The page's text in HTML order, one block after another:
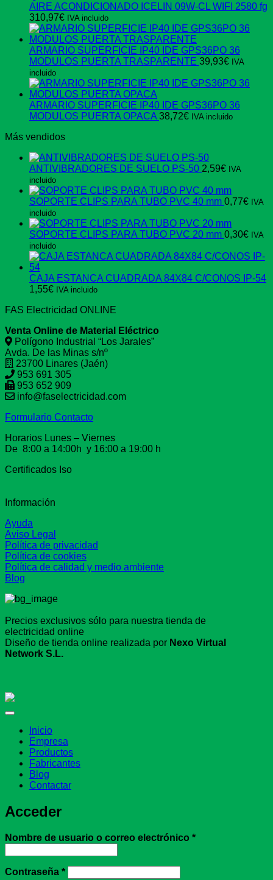
AIRE ACONDICIONADO ICELIN 09W-CL WIFI 2580 fg
310,97€ IVA incluido
ARMARIO SUPERFICIE IP40 IDE GPS36PO 36
MODULOS PUERTA TRASPARENTE 39,93€ IVA
incluido
ARMARIO SUPERFICIE IP40 IDE GPS36PO 36
MODULOS PUERTA OPACA 38,72€ IVA incluido
Más vendidos
ANTIVIBRADORES DE SUELO PS-50 2,59€ IVA
incluido
SOPORTE CLIPS PARA TUBO PVC 40 mm 0,77€ IVA
incluido
SOPORTE CLIPS PARA TUBO PVC 20 mm 0,30€ IVA
incluido
CAJA ESTANCA CUADRADA 84X84 C/CONOS IP-54
1,55€ IVA incluido
FAS Electricidad ONLINE
Venta Online de Material Eléctrico
Polígono Industrial “Los Jarales”
Avda. De las Minas s/nº
23700 Linares (Jaén)
953 691 305
953 652 909
info@faselectricidad.com
Formulario Contacto
Horarios Lunes – Viernes
De 8:00 a 14:00h y 16:00 a 19:00 h
Certificados Iso
Información
Ayuda
Aviso Legal
Política de privacidad
Política de cookies
Política de calidad y medio ambiente
Blog
Precios exclusivos sólo para nuestra tienda de
electricidad online
Diseño de tienda online realizada por Nexo Virtual
Network S.L.
Inicio
Empresa
Productos
Fabricantes
Blog
Contactar
Acceder
Nombre de usuario o correo electrónico *Obligatorio
Contraseña *Obligatorio